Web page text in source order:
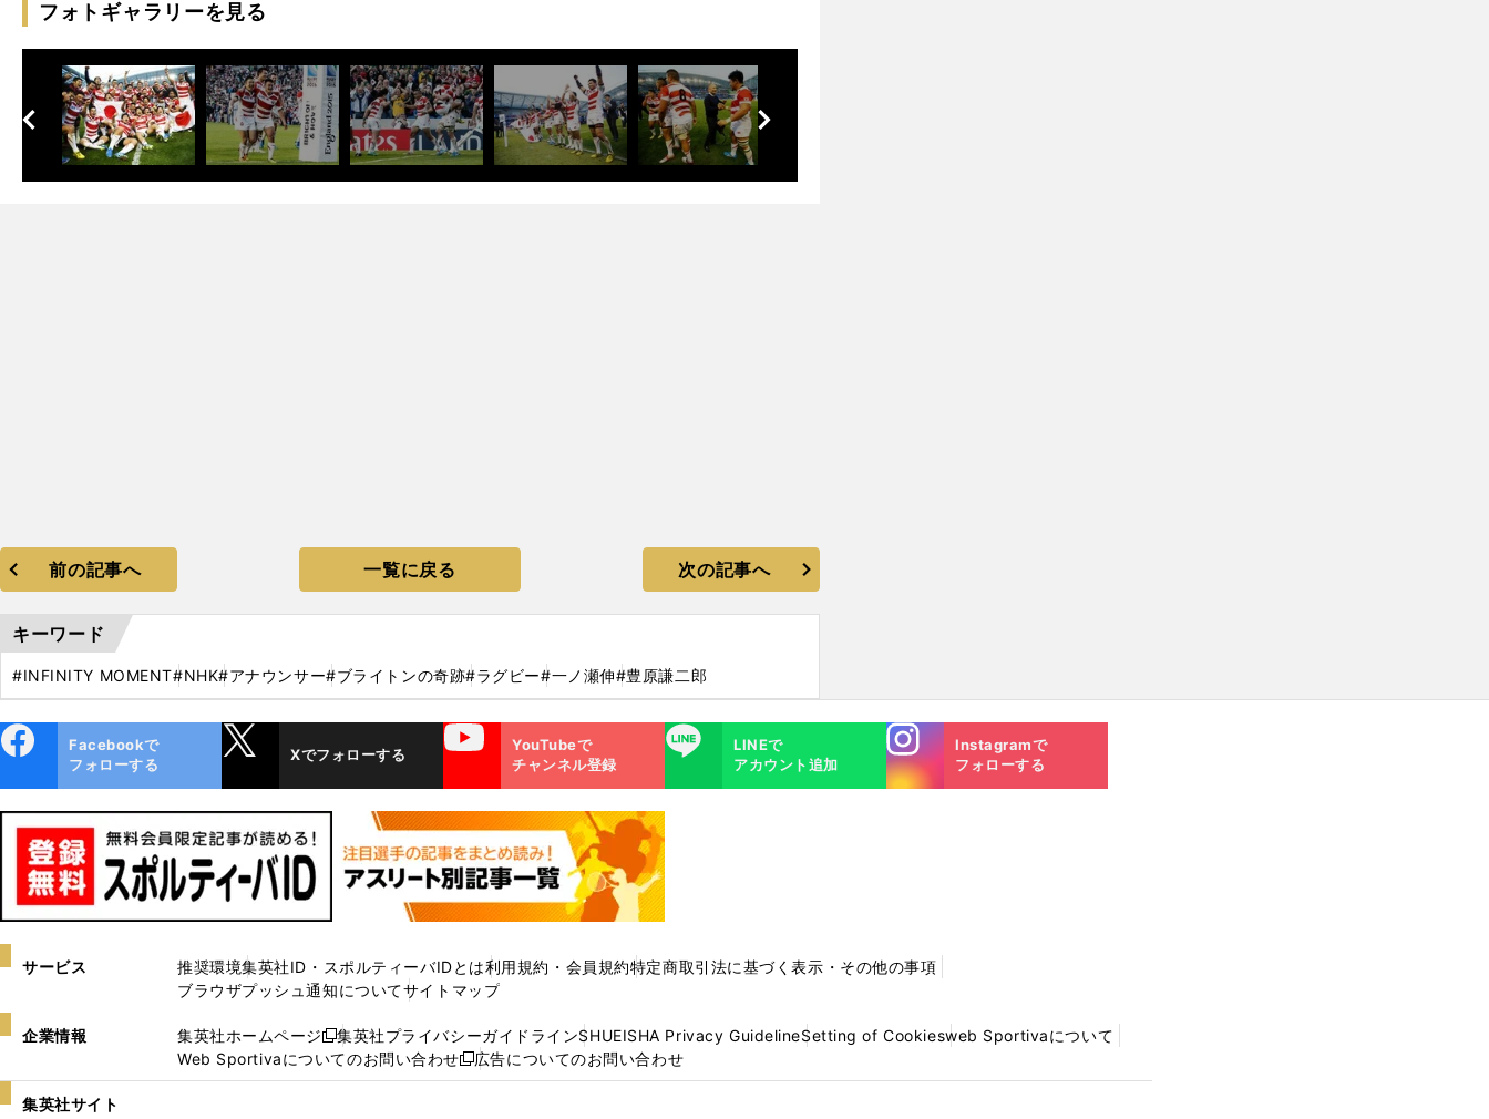
フォトギャラリーを見る
次
へ
前
へ
前の記事へ 一覧に戻る 次の記事へ
キーワード
#INFINITY MOMENT#NHK#アナウンサー#ブライトンの奇跡#ラグビー#一ノ瀬伸#豊原謙二郎
ok
Facebookで
フォローする
Xでフォローする
YouTube
YouTubeで
チャンネル登録
LINE
LINEで
アカウント追加
Instagra
m
Instagramで
フォローする
サービス 推奨環境集英社ID・スポルティーバIDとは利用規約・会員規約特定商取引法に基づく表示・その他の事項
ブラウザプッシュ通知についてサイトマップ
企業情報 集英社ホームページ
新
し
い
集英社プライバシーガイドラインSHUEISHA Privacy GuidelineSetting of Cookiesweb Sportivaについて
Web Sportivaについてのお問い合わせ
新
し
広告についてのお問い合わせ
集英社サイト